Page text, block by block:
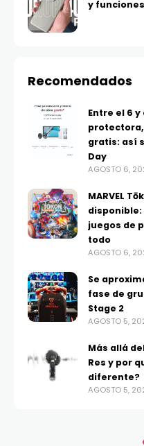
y
Recomendados
Entre el 6
gratis: así
Day
AGOSTO 6,
MARVEL
juegos de
todo
AGOSTO 6,
Se
fase de
Stage 2
AGOSTO 5,
Más allá
Res y por
diferente?
AGOSTO 5,